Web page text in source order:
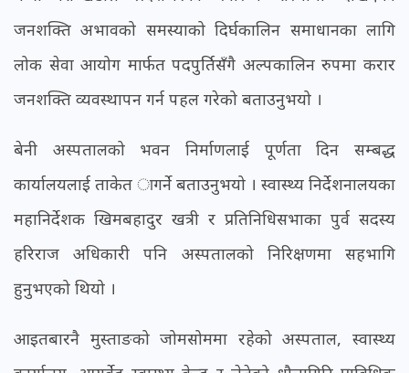
जनशक्ति अभावको समस्याको दिर्घकालिन समाधानका लागि
लोक सेवा आयोग मार्फत पदपुर्तिसँगै अल्पकालिन रुपमा करार
जनशक्ति व्यवस्थापन गर्न पहल गरेको बताउनुभयो ।
बेनी अस्पतालको भवन निर्माणलाई पूर्णता दिन सम्बद्ध
कार्यालयलाई ताकेत ागर्ने बताउनुभयो । स्वास्थ्य निर्देशनालयका
महानिर्देशक खिमबहादुर खत्री र प्रतिनिधिसभाका पुर्व सदस्य
हरिराज अधिकारी पनि अस्पतालको निरिक्षणमा सहभागि
हुनुभएको थियो ।
आइतबारनै मुस्ताङको जोमसोममा रहेको अस्पताल, स्वास्थ्य